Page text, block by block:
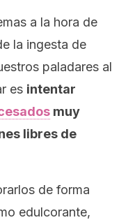
a la hora de
la ingesta de
paladares al
es intentar
muy
libres de
de forma
edulcorante,